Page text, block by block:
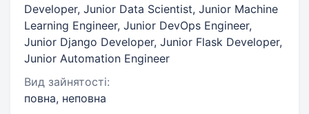
Developer, Junior Data Scientist, Junior Machine
Learning Engineer, Junior DevOps Engineer,
Junior Django Developer, Junior Flask Developer,
Junior Automation Engineer
Вид зайнятості:
повна, неповна